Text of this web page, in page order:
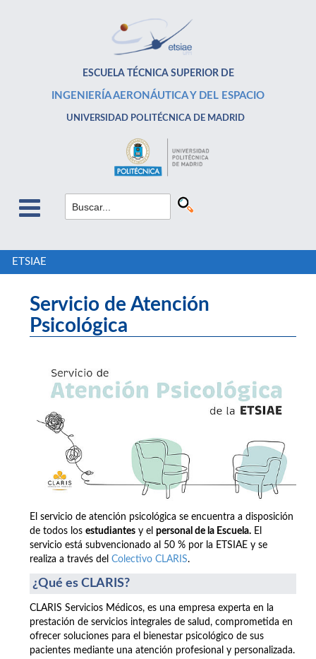
ESCUELA TÉCNICA SUPERIOR DE
INGENIERÍA AERONÁUTICA Y DEL ESPACIO
UNIVERSIDAD POLITÉCNICA DE MADRID
ETSIAE
Servicio de Atención
Psicológica
El servicio de atención psicológica se encuentra a disposición
de todos los estudiantes y el personal de la Escuela. El
servicio está subvencionado al 50 % por la ETSIAE y se
realiza a través del Colectivo CLARIS.
¿Qué es CLARIS?
CLARIS Servicios Médicos, es una empresa experta en la
prestación de servicios integrales de salud, comprometida en
ofrecer soluciones para el bienestar psicológico de sus
pacientes mediante una atención profesional y personalizada.